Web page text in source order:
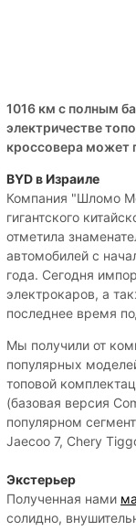
1016 км с полным
электричестве
кроссовера может
BYD в Израиле
Компания "Шломо
гигантского
отметила
автомобилей с
года. Сегодня
электрокаров, а
последнее время
Мы получили от
популярных
топовой
(базовая версия
популярном
Jaecoo 7, Chery
Экстерьер
Полученная нами
солидно,